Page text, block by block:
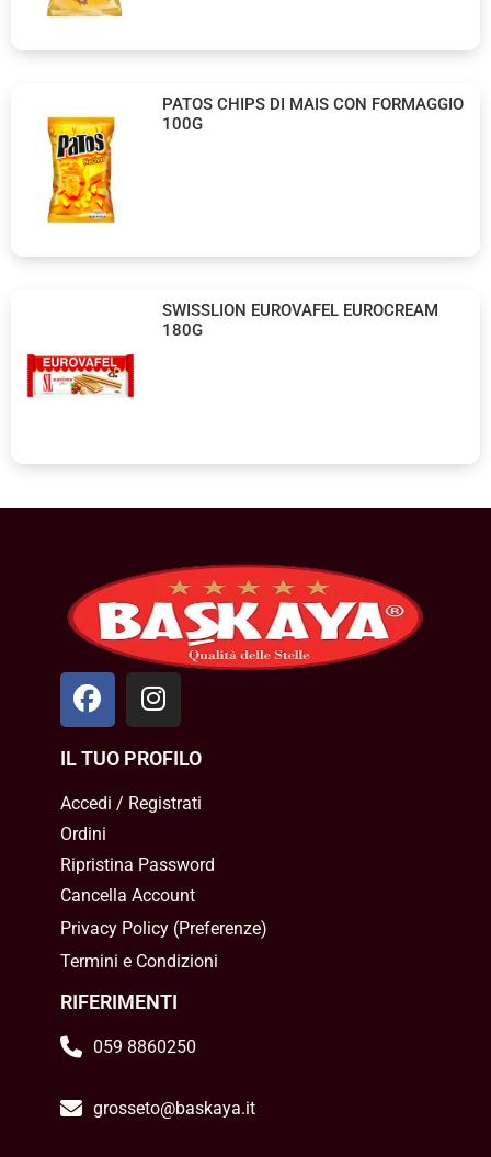
PATOS CHIPS DI MAIS CON FORMAGGIO
100G
SWISSLION EUROVAFEL EUROCREAM
180G
IL TUO PROFILO
Accedi / Registrati
Ordini
Ripristina Password
Cancella Account
Privacy Policy(Preferenze)
Termini e Condizioni
RIFERIMENTI
059 8860250
grosseto@baskaya.it